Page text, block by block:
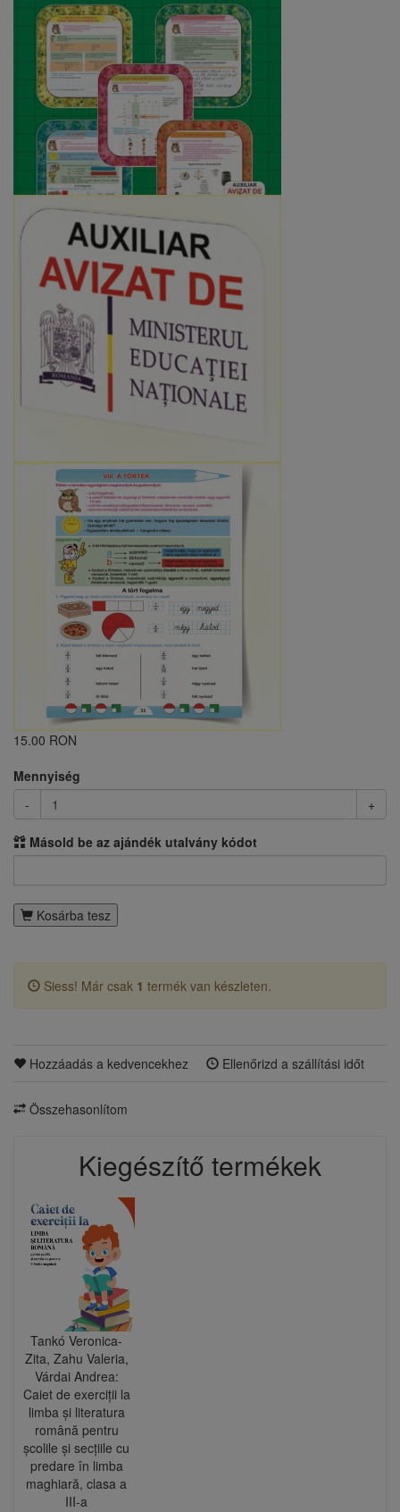
15.00 RON
Mennyiség
-
+
Másold be az ajándék utalvány kódot
Kosárba tesz
Siess! Már csak 1 termék van készleten.
Hozzáadás a kedvencekhez Ellenőrizd a szállítási időt
Összehasonlítom
Kiegészítő termékek
Tankó Veronica-
Zita, Zahu Valeria,
Várdai Andrea:
Caiet de exerciții la
limba și literatura
română pentru
școlile și secțiile cu
predare în limba
maghiară, clasa a
III-a